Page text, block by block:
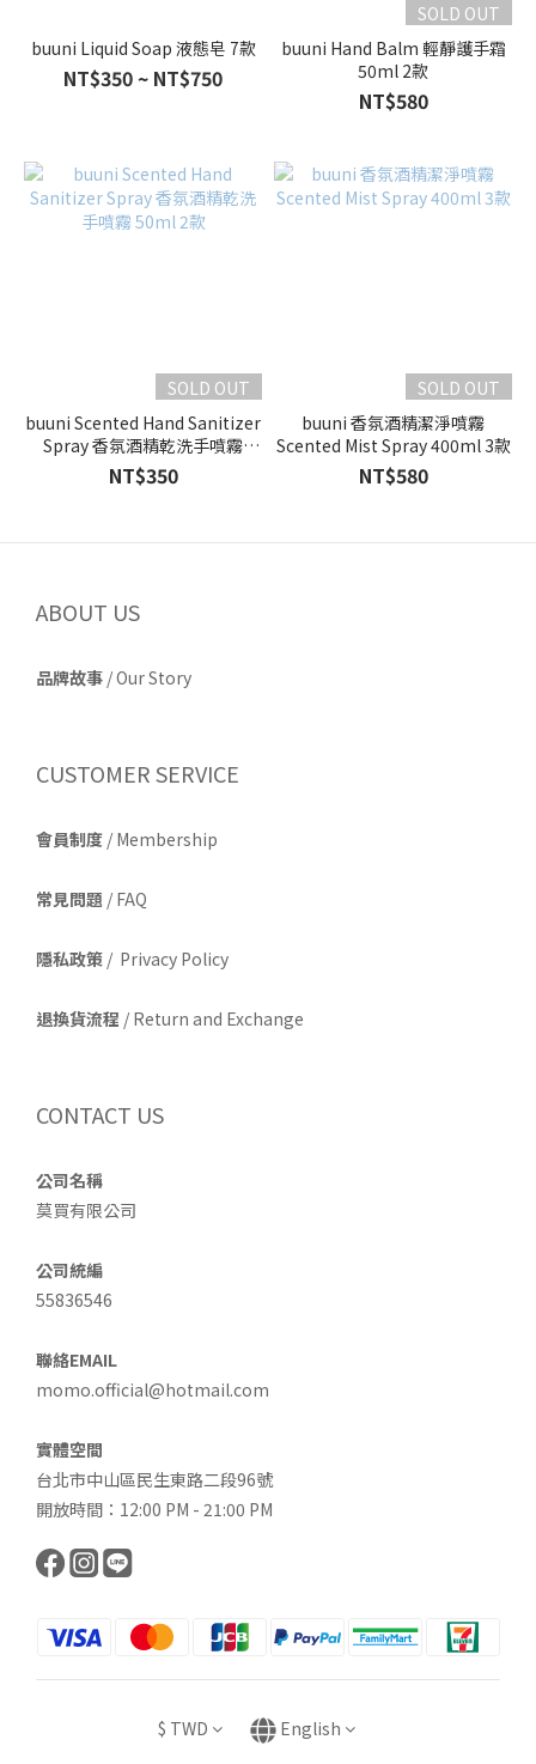
buuni Liquid Soap 液態皂 7款
NT$350 ~ NT$750
SOLD OUT
buuni Hand Balm 輕靜護手霜
50ml 2款
NT$580
SOLD OUT
buuni Scented Hand Sanitizer
Spray 香氛酒精乾洗手噴霧
50ml 2款
NT$350
SOLD OUT
buuni 香氛酒精潔淨噴霧
Scented Mist Spray 400ml 3款
NT$580
ABOUT US
品牌故事 /Our Story
CUSTOMER SERVICE
會員制度 / Membership
常見問題 / FAQ
隱私政策 / Privacy Policy
退換貨流程 / Return and Exchange
CONTACT US
公司名稱
莫買有限公司
公司統編
55836546
聯絡EMAIL
momo.official@hotmail.com
實體空間
台北市中山區民生東路二段96號
開放時間：12:00 PM - 21:00 PM
$ TWD English